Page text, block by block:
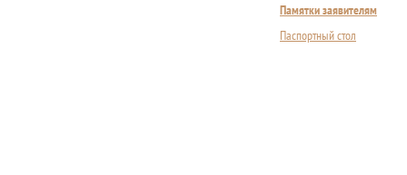
Памятки заявителям
Паспортный стол